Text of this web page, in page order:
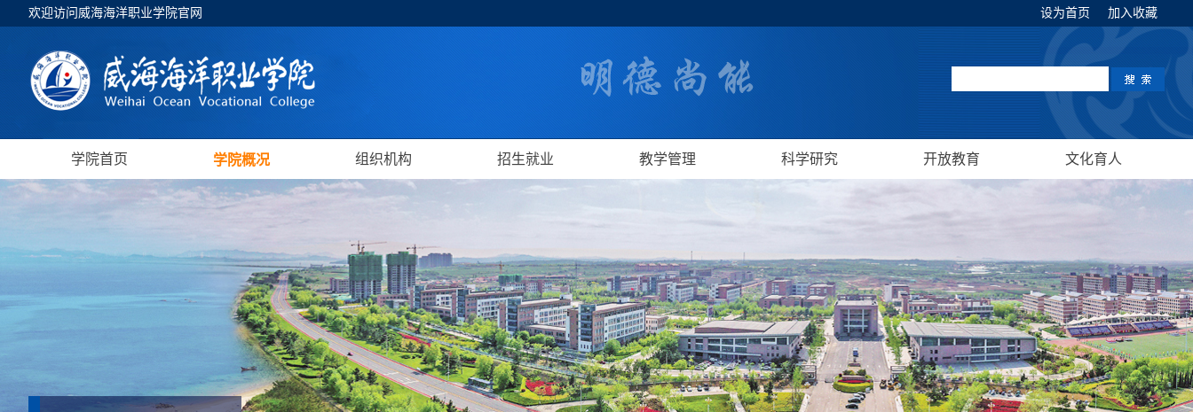
欢迎访问威海海洋职业学院官网 设为首页 加入收藏
学院首页 学院概况 组织机构 招生就业 教学管理 科学研究 开放教育 文化育人